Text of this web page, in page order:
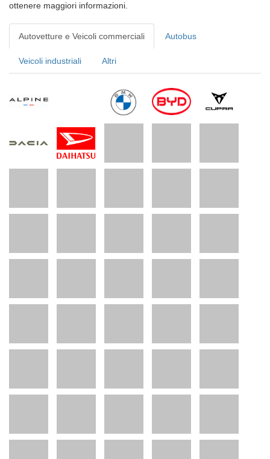
ottenere maggiori informazioni.
Autovetture e Veicoli commerciali Autobus
Veicoli industriali Altri